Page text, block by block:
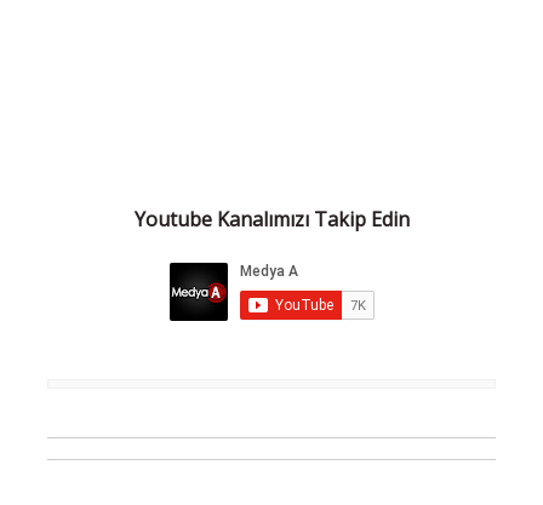
Youtube Kanalımızı Takip Edin